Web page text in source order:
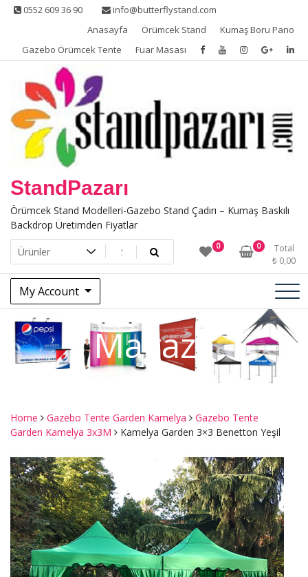
Skip 0552 609 36 90
info@butterflystand.com
Anasayfa
Örümcek Stand
Kumaş Boru Pano
Gazebo Örümcek Tente
Fuar Masası
StandPazarı
Örümcek Stand Modelleri-Gazebo Stand Çadırı – Kumaş Baskılı
Backdrop Üretimden Fiyatlar
0 0
Total
₺ 0,00
My Account
Mağaza
Home Gazebo Tente Garden Kamelya
Gazebo Tente
Garden Kamelya 3x3M
Kamelya Garden 3×3 Benetton Yeşil